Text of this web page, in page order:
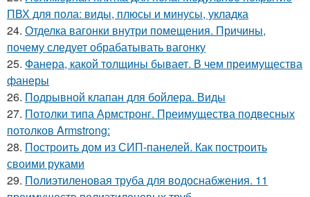
ПВХ для пола: виды, плюсы и минусы, укладка
24. Отделка вагонки внутри помещения. Причины,
почему следует обрабатывать вагонку
25. Фанера, какой толщины бывает. В чем преимущества
фанеры
26. Подрывной клапан для бойлера. Виды
27. Потолки типа Армстронг. Преимущества подвесных
потолков Armstrong:
28. Построить дом из СИП-панелей. Как построить
своими руками
29. Полиэтиленовая труба для водоснабжения. 11